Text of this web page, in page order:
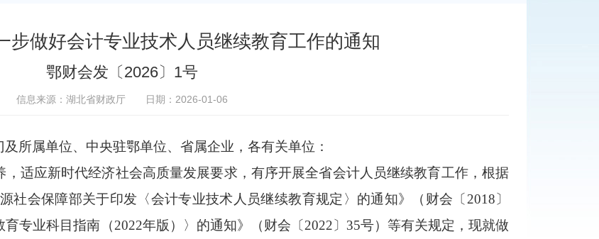
步做好会计专业技术人员继续教育工作的通知
鄂财会发〔2026〕1号
信息来源：湖北省财政厅 日期：2026-01-06
所属单位、中央驻鄂单位、省属企业，各有关单位：
应新时代经济社会高质量发展要求，有序开展全省会计人员继续教育工作，根据
社会保障部关于印发〈会计专业技术人员继续教育规定〉的通知》（财会〔2018〕
专业科目指南（2022年版）〉的通知》（财会〔2022〕35号）等有关规定，现就做